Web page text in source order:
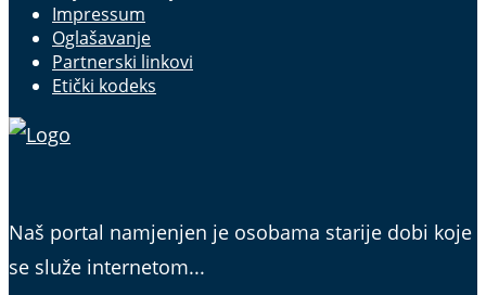
Impressum
Oglašavanje
Partnerski linkovi
Etički kodeks
Naš portal namjenjen je osobama starije dobi koje
se služe internetom...